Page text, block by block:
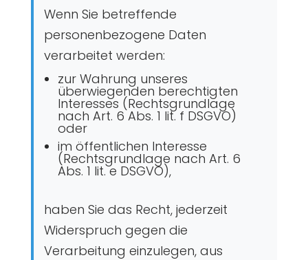
Wenn Sie betreffende
personenbezogene Daten
verarbeitet werden:
zur Wahrung unseres
überwiegenden berechtigten
Interesses (Rechtsgrundlage
nach Art. 6 Abs. 1 lit. f DSGVO)
oder
im öffentlichen Interesse
(Rechtsgrundlage nach Art. 6
Abs. 1 lit. e DSGVO),
haben Sie das Recht, jederzeit
Widerspruch gegen die
Verarbeitung einzulegen, aus